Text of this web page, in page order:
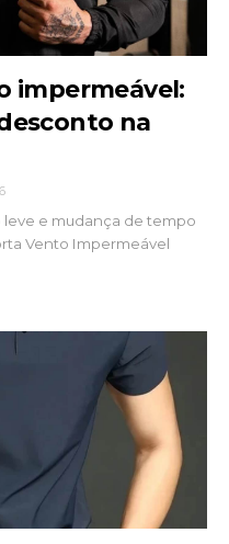
impermeável:
na
leve e mudança de tempo
Vento Impermeável